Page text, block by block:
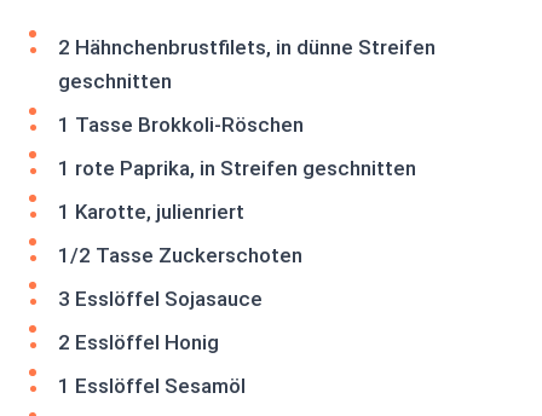
2 Hähnchenbrustfilets, in dünne Streifen
geschnitten
1 Tasse Brokkoli-Röschen
1 rote Paprika, in Streifen geschnitten
1 Karotte, julienriert
1/2 Tasse Zuckerschoten
3 Esslöffel Sojasauce
2 Esslöffel Honig
1 Esslöffel Sesamöl